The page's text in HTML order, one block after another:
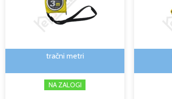
tračni metri
NA ZALOGI
do
8,28 €
izberete
strani